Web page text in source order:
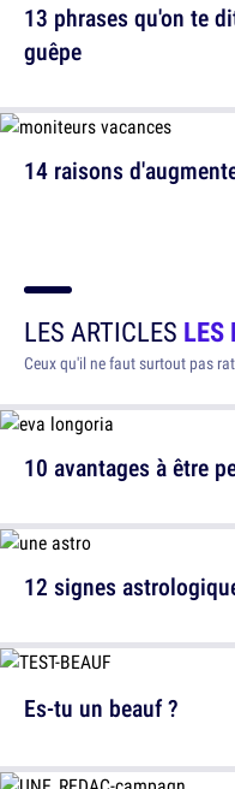
13 phrases qu'on te
guêpe
14 raisons
LES ARTICLES LES
Ceux qu'il ne faut surtout pas
10 avantages à être
12 signes
Es-tu un beauf ?